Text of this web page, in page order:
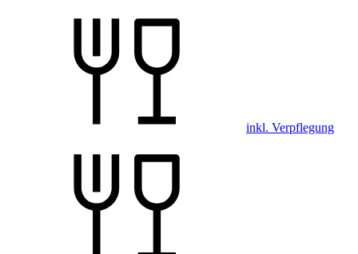
inkl. Verpflegung